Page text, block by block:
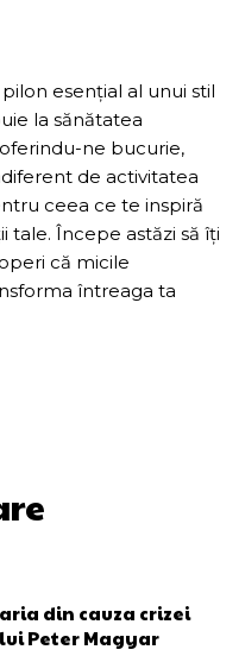
esențial al unui stil
la sănătatea
ne bucurie,
de activitatea
ceea ce te inspiră
tale. Începe astăzi să îți
că micile
întreaga ta
din cauza crizei
Peter Magyar